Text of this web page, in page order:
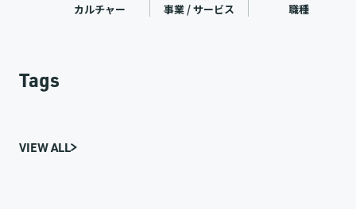
カルチャー 事業 / サービス 職種
Tags
VIEW ALL